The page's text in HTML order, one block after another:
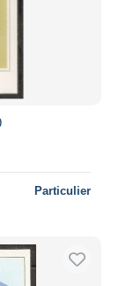
Particulier